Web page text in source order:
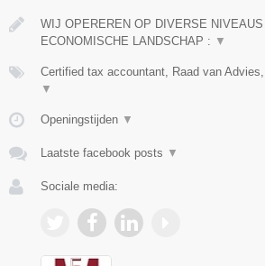
WIJ OPEREREN OP DIVERSE
ECONOMISCHE LANDSCHAP : ▼
Certified tax accountant, Raad van
▼
Openingstijden ▼
Laatste facebook posts ▼
Sociale media: